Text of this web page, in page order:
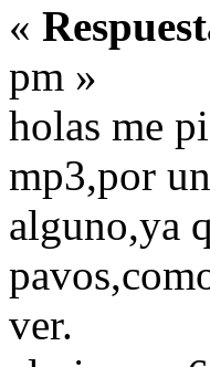
«
pm »
holas me
mp3,por
alguno,ya
ver.